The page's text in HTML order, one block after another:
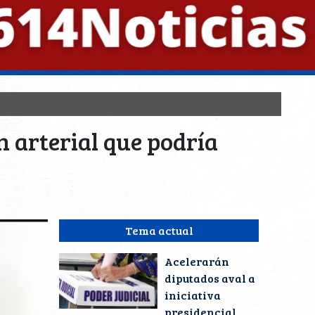
arterial que podría
Tema actual
Acelerarán
diputados aval a
iniciativa
presidencial